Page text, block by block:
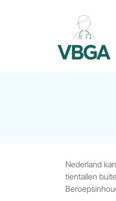
Nederland
tientallen